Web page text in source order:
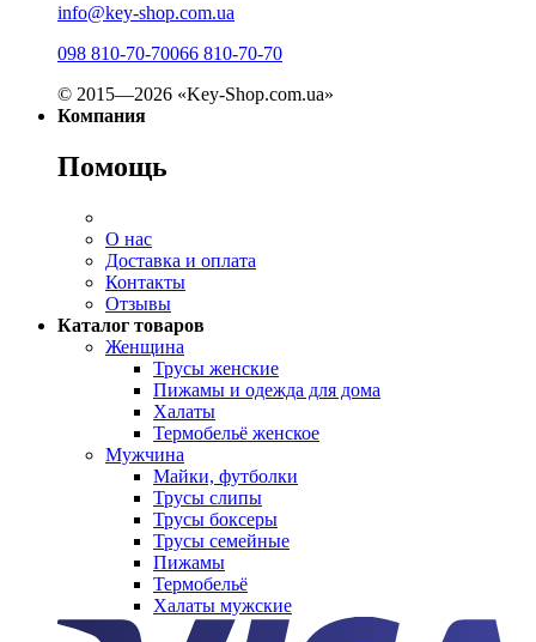
info@key-shop.com.ua
098 810-70-70066 810-70-70
© 2015—2026 «Key-Shop.com.ua»
Компания
Помощь
О нас
Доставка и оплата
Контакты
Отзывы
Каталог товаров
Женщина
Трусы женские
Пижамы и одежда для дома
Халаты
Термобельё женское
Мужчина
Майки, футболки
Трусы слипы
Трусы боксеры
Трусы семейные
Пижамы
Термобельё
Халаты мужские